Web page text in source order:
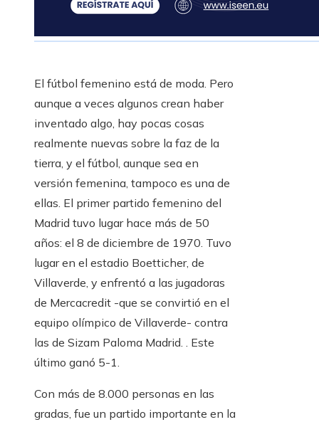
El fútbol femenino está de moda. Pero
aunque a veces algunos crean haber
inventado algo, hay pocas cosas
realmente nuevas sobre la faz de la
tierra, y el fútbol, ​​aunque sea en
versión femenina, tampoco es una de
ellas. El primer partido femenino del
Madrid tuvo lugar hace más de 50
años: el 8 de diciembre de 1970. Tuvo
lugar en el estadio Boetticher, de
Villaverde, y enfrentó a las jugadoras
de Mercacredit -que se convirtió en el
equipo olímpico de Villaverde- contra
las de Sizam Paloma Madrid. . Este
último ganó 5-1.
Con más de 8.000 personas en las
gradas, fue un partido importante en la